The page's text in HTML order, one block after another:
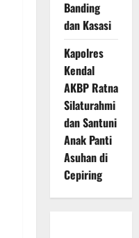
Banding
dan Kasasi
Kapolres
Kendal
AKBP Ratna
Silaturahmi
dan Santuni
Anak Panti
Asuhan di
Cepiring